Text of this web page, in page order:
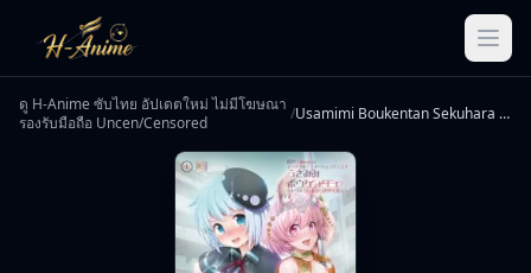
ดู H-Anime ซับไทย อัปเดตใหม่ ไม่มีโฆษณา
รองรับมือถือ Uncen/Censored
/ Usamimi Boukentan Sekuhara Shinagara Sekai o Sukue